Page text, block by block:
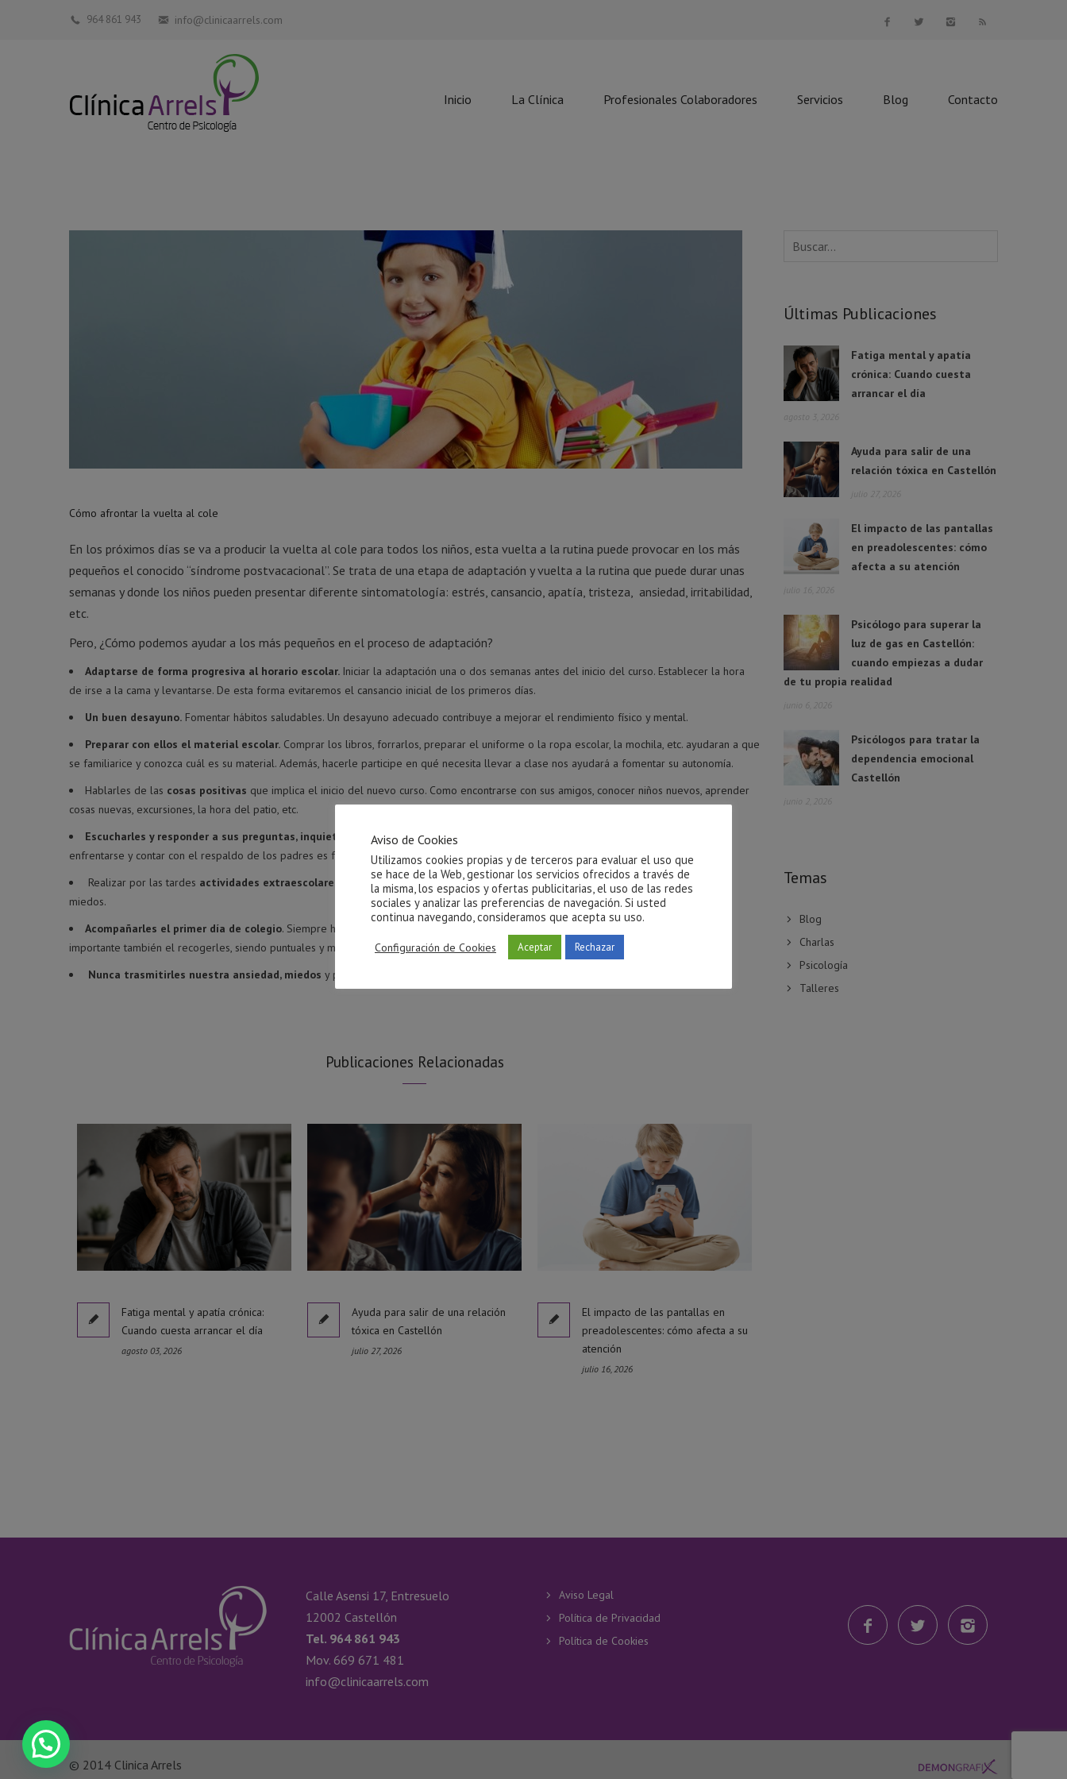
964 861 943 info@clinicaarrels.com
Inicio La Clínica Profesionales Colaboradores Servicios Blog Contacto
Cómo afrontar la vuelta al cole
En los próximos días se va a producir la vuelta al cole para todos los niños, esta vuelta a la rutina puede provocar en los más
pequeños el conocido “síndrome postvacacional”. Se trata de una etapa de adaptación y vuelta a la rutina que puede durar unas
semanas y donde los niños pueden presentar diferente sintomatología: estrés, cansancio, apatía, tristeza, ansiedad, irritabilidad,
etc.
Pero, ¿Cómo podemos ayudar a los más pequeños en el proceso de adaptación?
Adaptarse de forma progresiva al horario escolar. Iniciar la adaptación una o dos semanas antes del inicio del curso. Establecer la hora
de irse a la cama y levantarse. De esta forma evitaremos el cansancio inicial de los primeros días.
Un buen desayuno. Fomentar hábitos saludables. Un desayuno adecuado contribuye a mejorar el rendimiento físico y mental.
Preparar con ellos el material escolar. Comprar los libros, forrarlos, preparar el uniforme o la ropa escolar, la mochila, etc. ayudaran a que
se familiarice y conozca cuál es su material. Además, hacerle participe en qué necesita llevar a clase nos ayudará a fomentar su autonomía.
Hablarles de las cosas positivas que implica el inicio del nuevo curso. Como encontrarse con sus amigos, conocer niños nuevos, aprender
cosas nuevas, excursiones, la hora del patio, etc.
Escucharles y responder a sus preguntas, inquietudes y miedos. Darles confianza y apoyo. Para ellos es un reto al que tienen que
enfrentarse y contar con el respaldo de los padres es fundamental para ellos.
Realizar por las tardes actividades extraescolares
. De esta forma liberan el estrés y eliminan de sus mentes las preocupaciones y
miedos.
Acompañarles el primer día de colegio. Siempre haciendo el momento de la separación nada traumático y corto en el tiempo. Es
importante también el recogerles, siendo puntuales y mostrándonos alegres, interesándonos por todo lo que nos cuentan.
Nunca trasmitirles nuestra ansiedad, miedos y pereza a la hora de tener que volver a nuestros respectivos trabajos.
Publicaciones Relacionadas
Fatiga mental y apatía crónica:
Cuando cuesta arrancar el día
agosto 03, 2026
Ayuda para salir de una relación
tóxica en Castellón
julio 27, 2026
El impacto de las pantallas en
preadolescentes: cómo afecta a su
atención
julio 16, 2026
Últimas Publicaciones
Fatiga mental y apatía
crónica: Cuando cuesta
arrancar el día
agosto 3, 2026
Ayuda para salir de una
relación tóxica en Castellón
julio 27, 2026
El impacto de las pantallas
en preadolescentes: cómo
afecta a su atención
julio 16, 2026
Psicólogo para superar la
luz de gas en Castellón:
cuando empiezas a dudar
de tu propia realidad
junio 6, 2026
Psicólogos para tratar la
dependencia emocional
Castellón
junio 2, 2026
Temas
Blog
Charlas
Psicología
Talleres
Calle Asensi 17, Entresuelo
12002 Castellón
Tel. 964 861 943
Mov. 669 671 481
info@clinicaarrels.com
Aviso Legal
Política de Privacidad
Política de Cookies
© 2014 Clinica Arrels
Aviso de Cookies
Utilizamos cookies propias y de terceros para evaluar el uso que
se hace de la Web, gestionar los servicios ofrecidos a través de
la misma, los espacios y ofertas publicitarias, el uso de las redes
sociales y analizar las preferencias de navegación. Si usted
continua navegando, consideramos que acepta su uso.
Configuración de Cookies Aceptar Rechazar